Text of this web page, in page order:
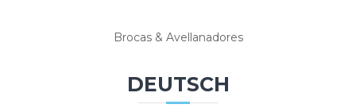
Brocas & Avellanadores
DEUTSCH